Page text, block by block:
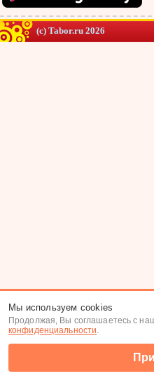
(c) Tabor.ru 2026
Мы используем cookies
Продолжая, Вы соглашаетесь с
конфиденциальности.